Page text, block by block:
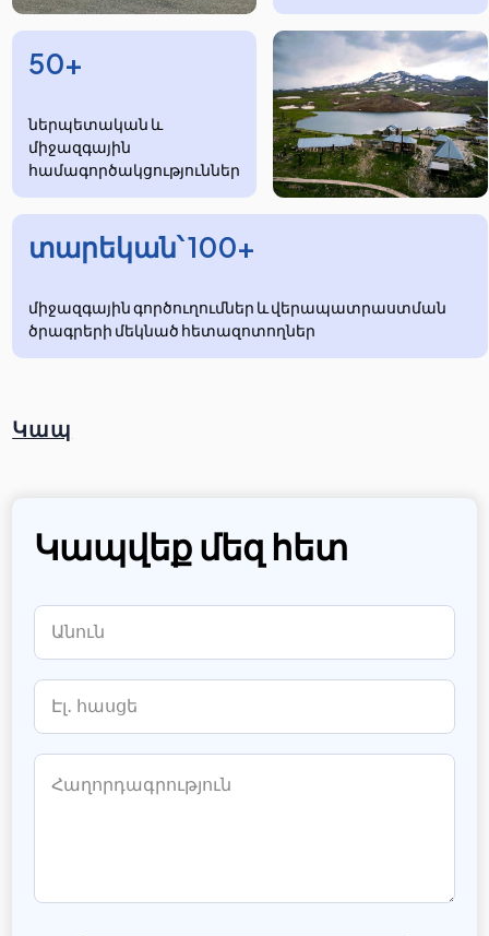
50+
ներպետական և
միջազգային
համագործակցություններ
տարեկան՝ 100+
միջազգային գործուղումներ և վերապատրաստման
ծրագրերի մեկնած հետազոտողներ
Կապ
Կապվեք մեզ հետ